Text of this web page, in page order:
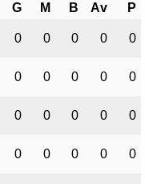
G M B Av
P
0 0 0 0 0
0 0 0 0 0
0 0 0 0 0
0 0 0 0 0